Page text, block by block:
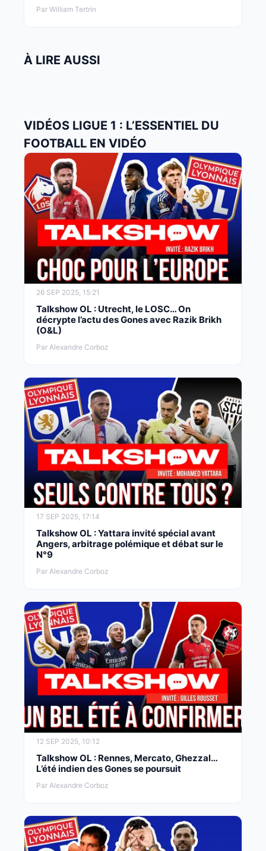
Par William Tertrin
À LIRE AUSSI
VIDÉOS LIGUE 1 : L’ESSENTIEL DU
FOOTBALL EN VIDÉO
26 SEP 2025, 15:21
Talkshow OL : Utrecht, le LOSC… On
décrypte l’actu des Gones avec Razik Brikh
(O&L)
Par Alexandre Corboz
17 SEP 2025, 17:14
Talkshow OL : Yattara invité spécial avant
Angers, arbitrage polémique et débat sur le
N°9
Par Alexandre Corboz
12 SEP 2025, 10:12
Talkshow OL : Rennes, Mercato, Ghezzal…
L’été indien des Gones se poursuit
Par Alexandre Corboz